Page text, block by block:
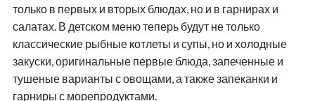
только в первых и вторых блюдах, но и в гарнирах и
салатах. В детском меню теперь будут не только
классические рыбные котлеты и супы, но и холодные
закуски, оригинальные первые блюда, запеченные и
тушеные варианты с овощами, а также запеканки и
гарниры с морепродуктами.